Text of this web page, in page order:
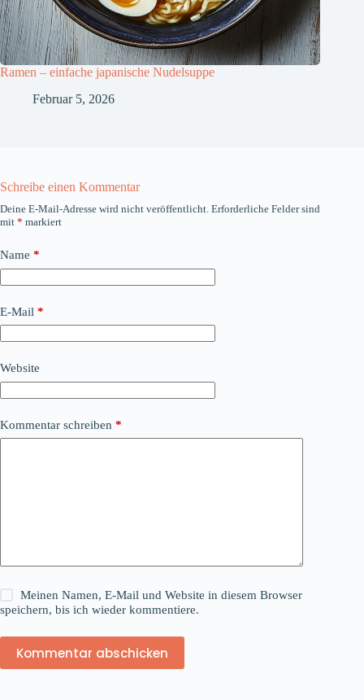
Ramen – einfache japanische Nudelsuppe
Februar 5, 2026
Schreibe einen Kommentar
Deine E-Mail-Adresse wird nicht veröffentlicht. Erforderliche Felder sind
mit * markiert
Name *
E-Mail *
Website
Kommentar schreiben *
Meinen Namen, E-Mail und Website in diesem Browser
speichern, bis ich wieder kommentiere.
Kommentar abschicken